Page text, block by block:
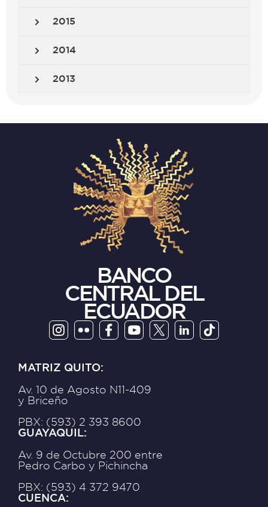
2015
2014
2013
BANCO
CENTRAL DEL
ECUADOR
MATRIZ QUITO:
Av. 10 de Agosto N11-409
y Briceño
PBX: (593) 2 393 8600
GUAYAQUIL:
Av. 9 de Octubre 200 entre
Pedro Carbo y Pichincha
PBX: (593) 4 372 9470
CUENCA: